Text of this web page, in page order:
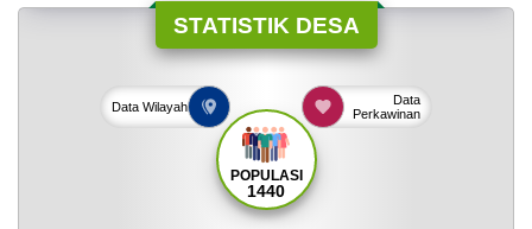
STATISTIK DESA
POPULASI
1440
Data Wilayah
Data
Perkawinan